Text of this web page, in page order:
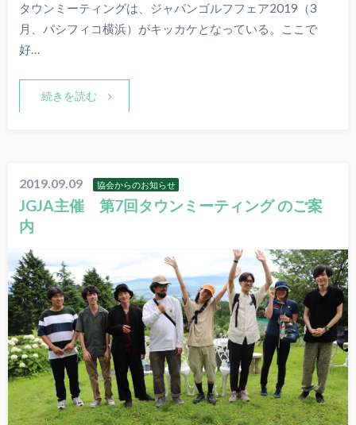
タウンミーティングは、ジャパンゴルフフェア2019（3
月、パシフィコ横浜）がキッカケとなっている。ここで
好…
続きを読む
2019.09.09 協会からのお知らせ
JGJA主催 第7回タウンミーティング のご案
内